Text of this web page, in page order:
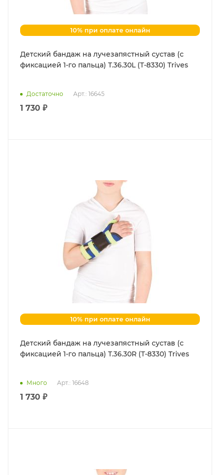
10% при оплате онлайн
Детский бандаж на лучезапястный сустав (с
фиксацией 1-го пальца) Т.36.30L (Т-8330) Trives
Достаточно Арт.: 16645
1 730 ₽
10% при оплате онлайн
Детский бандаж на лучезапястный сустав (с
фиксацией 1-го пальца) Т.36.30R (Т-8330) Trives
Много Арт.: 16648
1 730 ₽